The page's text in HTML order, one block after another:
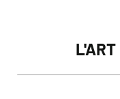
L'ART